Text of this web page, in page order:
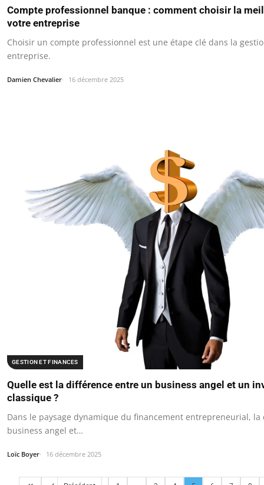
Compte professionnel banque : comment choisir la
votre entreprise
Choisir un compte professionnel est une étape clé dans la
entreprise.
Damien Chevalier 16 décembre 2025
GESTION ET FINANCES
Quelle est la différence entre un business angel et un
classique ?
Dans le paysage dynamique du financement entrepreneurial,
business angel et…
Loïc Boyer 16 décembre 2025